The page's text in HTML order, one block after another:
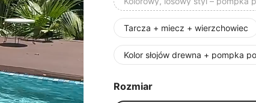
Tarcza + miecz + wierzchowiec
Kolor słojów drewna + pompka
Rozmiar